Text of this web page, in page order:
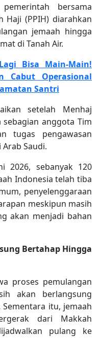
bersama
Haji (PPIH) diarahkan
jemaah hingga
di Tanah Air.
Bisa Main-Main!
Cabut Operasional
Santri
setelah Menhaj
anggota Tim
tugas pengawasan
Saudi.
2026, sebanyak 120
Indonesia telah tiba
penyelenggaraan
meskipun masih
akan menjadi bahan
Bertahap Hingga
proses pemulangan
akan berlangsung
itu, jemaah
dari Makkah
pulang ke